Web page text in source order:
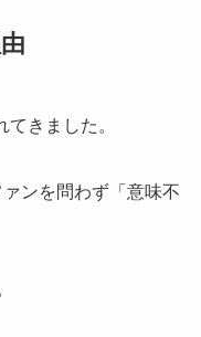
きました。
ンを問わず「意味不